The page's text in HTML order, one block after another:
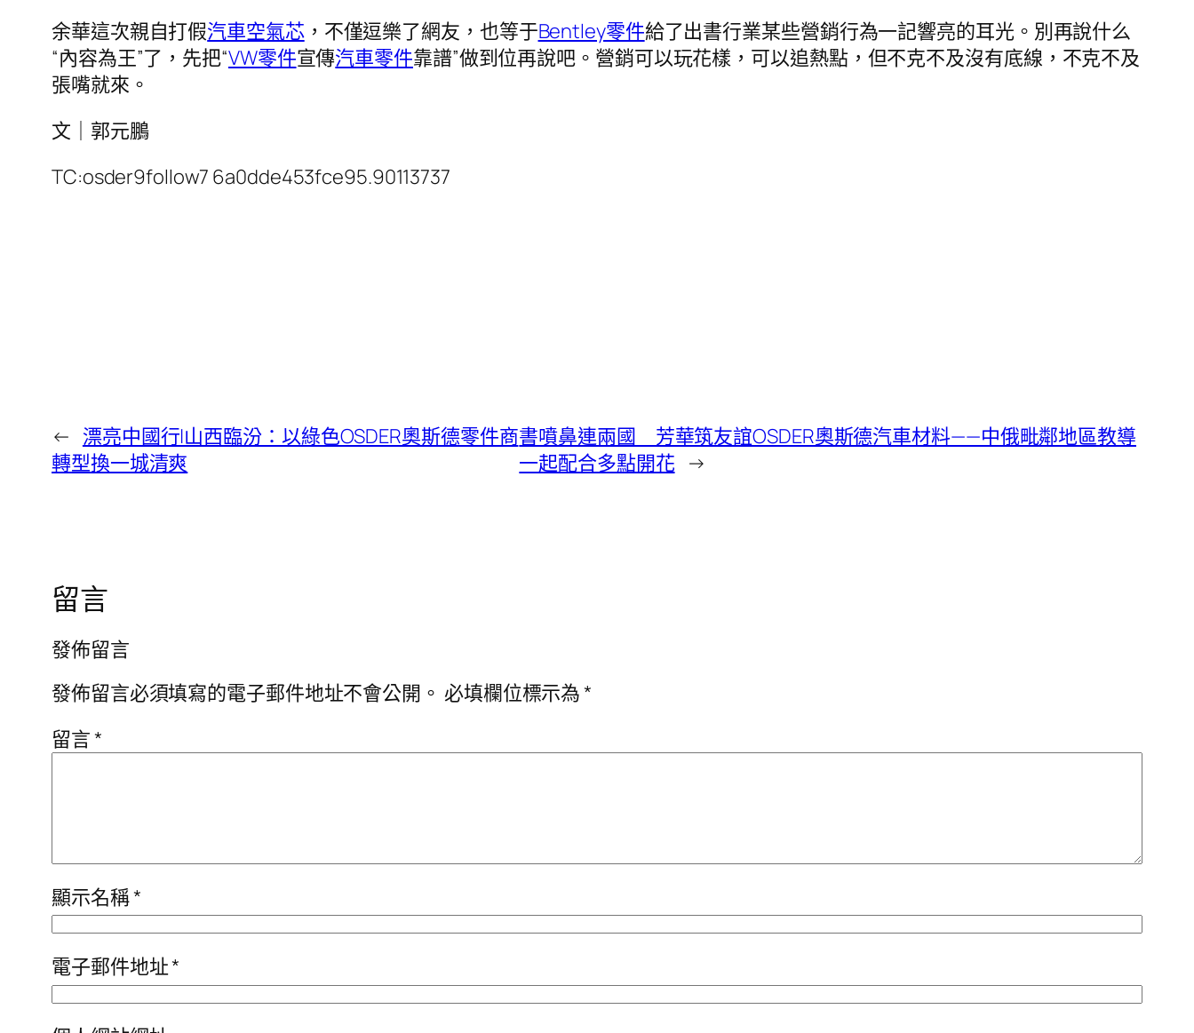
余華這次親自打假汽車空氣芯，不僅逗樂了網友，也等于Bentley零件給了出書行業某些營銷行為一記響亮的耳光。別再說什么
“內容為王”了，先把“VW零件宣傳汽車零件靠譜”做到位再說吧。營銷可以玩花樣，可以追熱點，但不克不及沒有底線，不克不及
張嘴就來。
文｜郭元鵬
TC:osder9follow7 6a0dde453fce95.90113737
← 漂亮中國行|山西臨汾：以綠色OSDER奧斯德零件商
轉型換一城清爽
書噴鼻連兩國 芳華筑友誼OSDER奧斯德汽車材料——中俄毗鄰地區教導
一起配合多點開花 →
留言
發佈留言
發佈留言必須填寫的電子郵件地址不會公開。 必填欄位標示為*
留言*
顯示名稱*
電子郵件地址*